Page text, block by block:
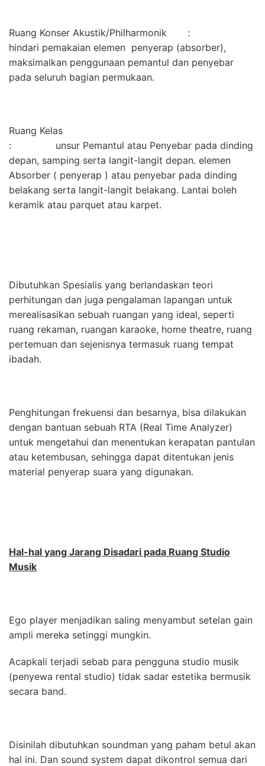
Ruang Konser Akustik/Philharmonik :
hindari pemakaian elemen penyerap (absorber),
maksimalkan penggunaan pemantul dan penyebar
pada seluruh bagian permukaan.
Ruang Kelas
: unsur Pemantul atau Penyebar pada dinding
depan, samping serta langit-langit depan. elemen
Absorber ( penyerap ) atau penyebar pada dinding
belakang serta langit-langit belakang. Lantai boleh
keramik atau parquet atau karpet.
Dibutuhkan Spesialis yang berlandaskan teori
perhitungan dan juga pengalaman lapangan untuk
merealisasikan sebuah ruangan yang ideal, seperti
ruang rekaman, ruangan karaoke, home theatre, ruang
pertemuan dan sejenisnya termasuk ruang tempat
ibadah.
Penghitungan frekuensi dan besarnya, bisa dilakukan
dengan bantuan sebuah RTA (Real Time Analyzer)
untuk mengetahui dan menentukan kerapatan pantulan
atau ketembusan, sehingga dapat ditentukan jenis
material penyerap suara yang digunakan.
Hal-hal yang Jarang Disadari pada Ruang Studio
Musik
Ego player menjadikan saling menyambut setelan gain
ampli mereka setinggi mungkin.
Acapkali terjadi sebab para pengguna studio musik
(penyewa rental studio) tidak sadar estetika bermusik
secara band.
Disinilah dibutuhkan soundman yang paham betul akan
hal ini. Dan sound system dapat dikontrol semua dari